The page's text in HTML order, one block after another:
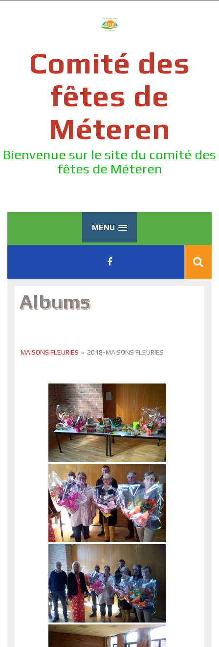
Comité des
fêtes de
Méteren
Bienvenue sur le site du comité des
fêtes de Méteren
MENU
Albums
MAISONS FLEURIES » 2018-MAISONS FLEURIES